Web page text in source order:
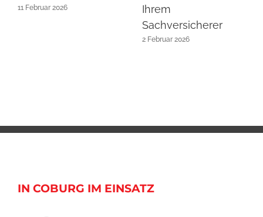
11 Februar 2026
Ihrem
Sachversicherer
2 Februar 2026
IN COBURG IM EINSATZ